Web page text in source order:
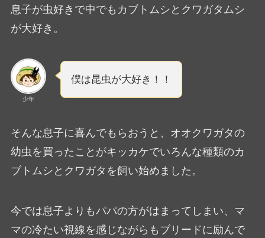
息子が虫好きで中でもカブトムシとクワガタムシ
が大好き。
少年
僕は昆虫が大好き！！
そんな息子に喜んでもらおうと、オオクワガタの
幼虫を買ったことがキッカケでいろんな種類のカ
ブトムシとクワガタを飼い始めました。
今では息子よりもパパの方がはまってしまい、マ
マの冷たい視線を感じながらもブリードに励んで